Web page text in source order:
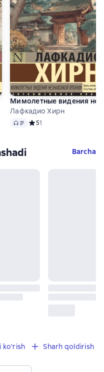
оценок
Мимолетные видения
Лафкадио Хирн
Audio Средний рейтинг 5 на
51
Barcha
ko'rish Sharh qoldirish